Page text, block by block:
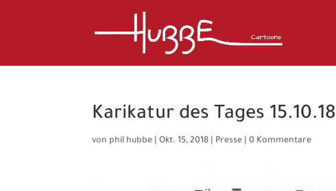
Karikatur des Tages 15.10.18
von phil hubbe |Okt. 15, 2018 Presse |0 Kommentare